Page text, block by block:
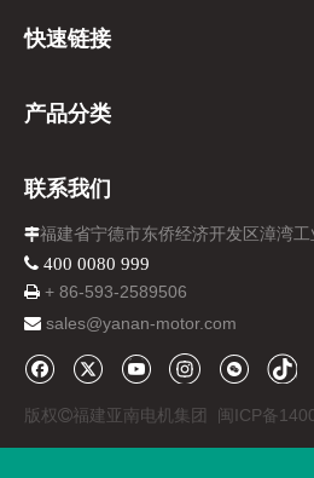
快速链接
产品分类
联系我们
福建省宁德市东侨经济开发区漳湾工
 400 0080 999
 + 86-593-2589506
 sales@yanan-motor.com
版权福建亚南电机集团 闽ICP备